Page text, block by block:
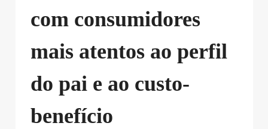
com consumidores
mais atentos ao perfil
do pai e ao custo-
benefício